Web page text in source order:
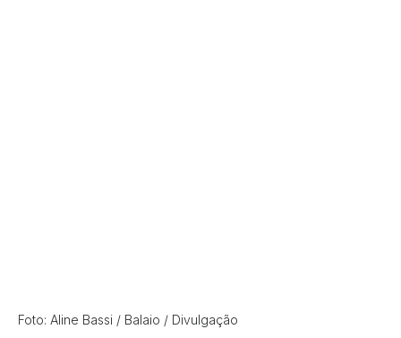
Foto: Aline Bassi / Balaio / Divulgação